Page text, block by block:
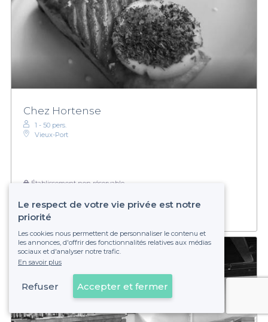
Chez Hortense
1 - 50 pers.
Vieux-Port
Établissement non réservable
Voir sur la carte
Le respect de votre vie privée est notre
priorité
Les cookies nous permettent de personnaliser le contenu et
les annonces, d'offrir des fonctionnalités relatives aux médias
sociaux et d'analyser notre trafic.
En savoir plus
Refuser Accepter et fermer